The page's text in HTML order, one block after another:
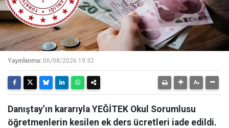
Yayınlanma: 06/08/2026 19:32
Danıştay’ın kararıyla YEĞİTEK Okul Sorumlusu
öğretmenlerin kesilen ek ders ücretleri iade edildi.